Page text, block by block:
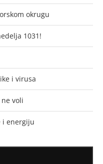
okrugu
1031!
i virusa
voli
i energiju